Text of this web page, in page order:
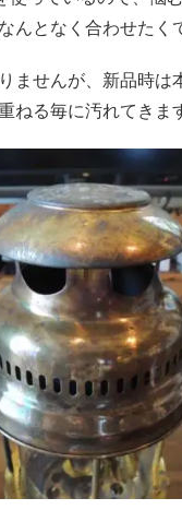
んとなく合わせたく
ませんが、新品時は
ねる毎に汚れてきま